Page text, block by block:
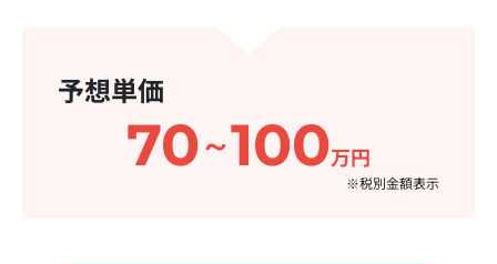
予想単価
70～100万円
※税別金額表示​